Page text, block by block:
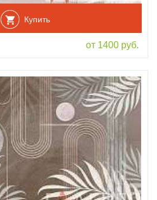
Купить
от 1400 руб.